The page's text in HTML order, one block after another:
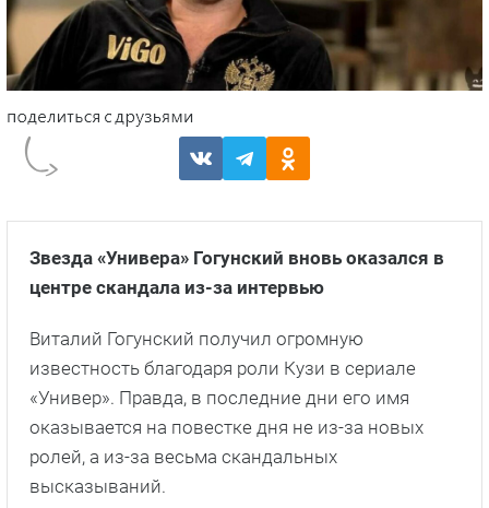
Звезда «Универа» Гогунский вновь оказался в
центре скандала из-за интервью
Виталий Гогунский получил огромную
известность благодаря роли Кузи в сериале
«Универ». Правда, в последние дни его имя
оказывается на повестке дня не из-за новых
ролей, а из-за весьма скандальных
высказываний.